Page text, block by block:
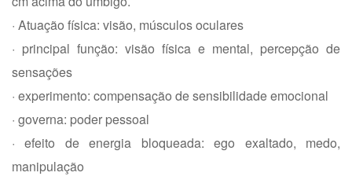
· Atuação física: visão, músculos oculares
· principal função: visão física e mental, percepção de
sensações
· experimento: compensação de sensibilidade emocional
· governa: poder pessoal
· efeito de energia bloqueada: ego exaltado, medo,
manipulação